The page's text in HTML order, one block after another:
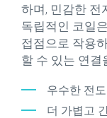
하며, 민감한 전
독립적인 코일
접점으로 작용
할 수 있는 연결
우수한 전
더 가볍고